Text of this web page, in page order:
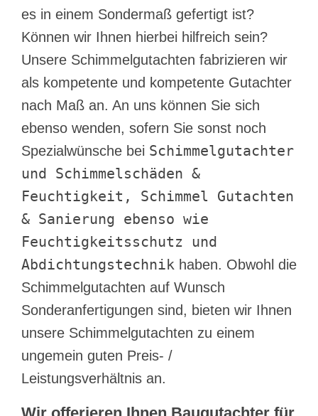
es in einem Sondermaß gefertigt ist?
Können wir Ihnen hierbei hilfreich sein?
Unsere Schimmelgutachten fabrizieren wir
als kompetente und kompetente Gutachter
nach Maß an. An uns können Sie sich
ebenso wenden, sofern Sie sonst noch
Spezialwünsche bei Schimmelgutachter
und Schimmelschäden &
Feuchtigkeit, Schimmel Gutachten
& Sanierung ebenso wie
Feuchtigkeitsschutz und
Abdichtungstechnik haben. Obwohl die
Schimmelgutachten auf Wunsch
Sonderanfertigungen sind, bieten wir Ihnen
unsere Schimmelgutachten zu einem
ungemein guten Preis- /
Leistungsverhältnis an.